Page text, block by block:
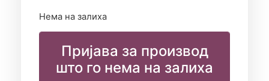
Нема на залиха
Пријава за производ
што го нема на залиха